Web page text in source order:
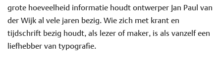
grote hoeveelheid informatie houdt ontwerper Jan Paul van
der Wijk al vele jaren bezig. Wie zich met krant en
tijdschrift bezig houdt, als lezer of maker, is als vanzelf een
liefhebber van typografie.